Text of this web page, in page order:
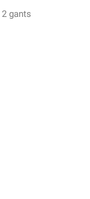
gants